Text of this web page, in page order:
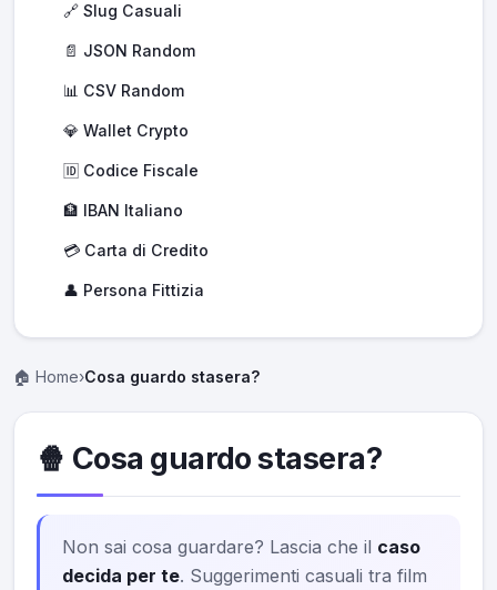
🔗 Slug Casuali
📄 JSON Random
📊 CSV Random
💎 Wallet Crypto
🆔 Codice Fiscale
🏦 IBAN Italiano
💳 Carta di Credito
👤 Persona Fittizia
🏠 Home›Cosa guardo stasera?
🍿 Cosa guardo stasera?
Non sai cosa guardare? Lascia che il caso
decida per te. Suggerimenti casuali tra film